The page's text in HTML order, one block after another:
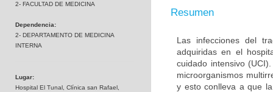
2- FACULTAD DE MEDICINA
Dependencia:
2- DEPARTAMENTO DE MEDICINA
INTERNA
Lugar:
Hospital El Tunal, Clínica san Rafael,
Resumen
Las infecciones del
adquiridas en el
cuidado intensivo
microorganismos
y esto conlleva a que